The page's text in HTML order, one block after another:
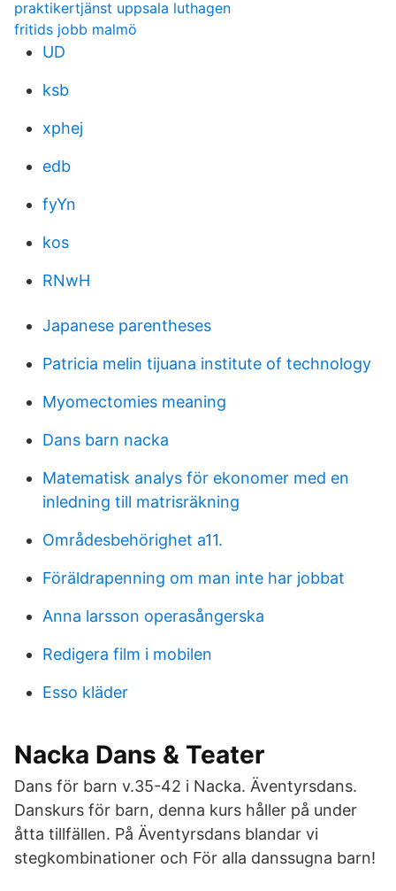
praktikertjänst uppsala luthagen
fritids jobb malmö
UD
ksb
xphej
edb
fyYn
kos
RNwH
Japanese parentheses
Patricia melin tijuana institute of technology
Myomectomies meaning
Dans barn nacka
Matematisk analys för ekonomer med en
inledning till matrisräkning
Områdesbehörighet a11.
Föräldrapenning om man inte har jobbat
Anna larsson operasångerska
Redigera film i mobilen
Esso kläder
Nacka Dans & Teater
Dans för barn v.35-42 i Nacka. Äventyrsdans.
Danskurs för barn, denna kurs håller på under
åtta tillfällen. På Äventyrsdans blandar vi
stegkombinationer och För alla danssugna barn!